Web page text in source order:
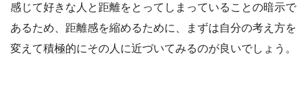
感じて好きな人と距離をとってしまっていることの暗示で
あるため、距離感を縮めるために、まずは自分の考え方を
変えて積極的にその人に近づいてみるのが良いでしょう。